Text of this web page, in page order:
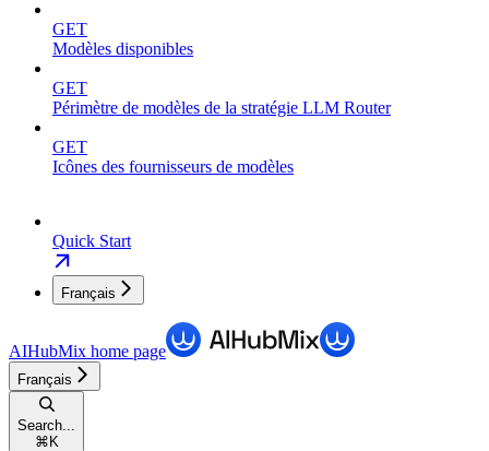
GET
Modèles disponibles
GET
Périmètre de modèles de la stratégie LLM Router
GET
Icônes des fournisseurs de modèles
Quick Start
Français
AIHubMix home page
Français
Search...
⌘K